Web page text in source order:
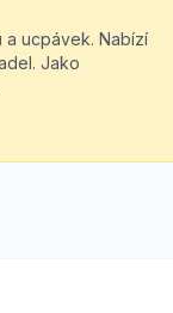
a ucpávek. Nabízí
Jako